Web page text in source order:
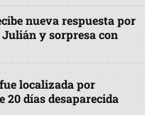
nueva respuesta por
y sorpresa con
localizada por
20 días desaparecida